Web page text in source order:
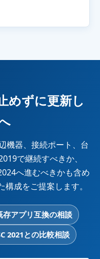
めずに更新し
機器、接続ポート、台
で継続すべきか、
へ進むべきかも含め
成をご提案します。
存アプリ互換の相談
2021との比較相談